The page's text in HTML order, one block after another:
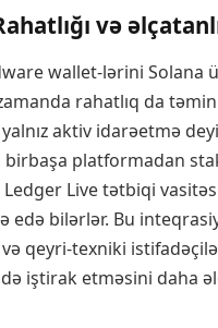
və
wallet-lərini Solana
rahatlıq da
aktiv idarəetmə
platformadan
Live tətbiqi
edə bilərlər. Bu
qeyri-texniki
iştirak etməsini daha